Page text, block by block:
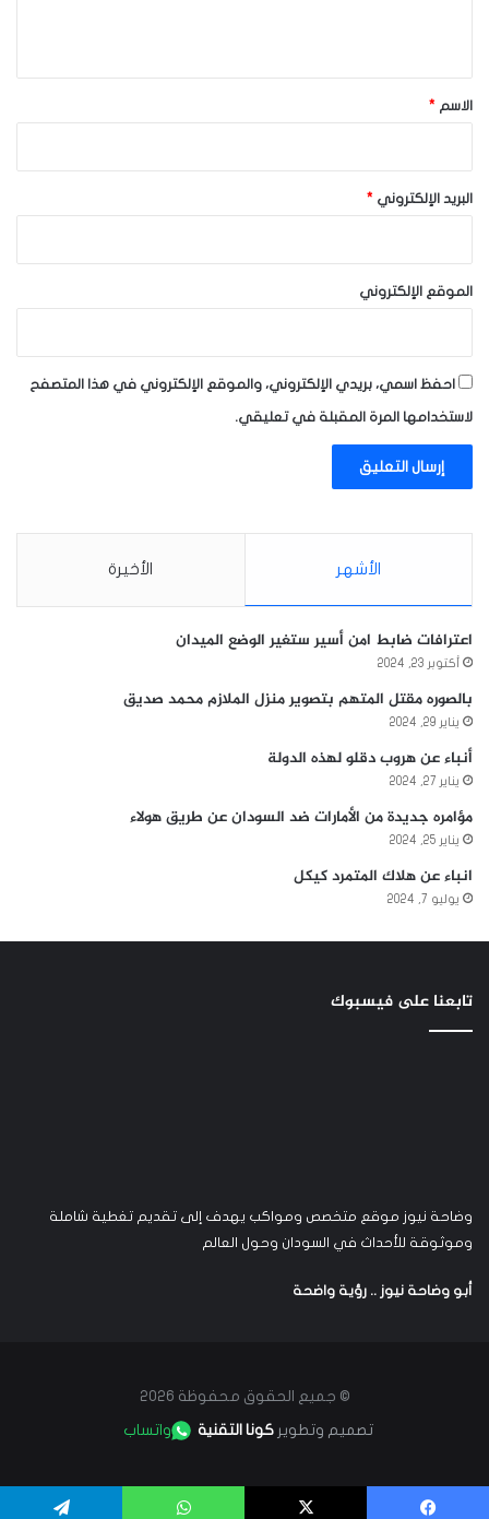
*الاسم *
البريد الإلكتروني *
الموقع الإلكتروني
احفظ اسمي، بريدي الإلكتروني، والموقع الإلكتروني في هذا المتصفح
لاستخدامها المرة المقبلة في تعليقي.
الأشهر الأخيرة
اعترافات ضابط امن أسير ستغير الوضع الميدان
أكتوبر 23, 2024
بالصوره مقتل المتهم بتصوير منزل الملازم محمد صديق
يناير 29, 2024
أنباء عن هروب دقلو لهذه الدولة
يناير 27, 2024
مؤامره جديدة من الأمارات ضد السودان عن طريق هولاء
يناير 25, 2024
انباء عن هلاك المتمرد كيكل
يوليو 7, 2024
تابعنا على فيسبوك
وضاحة نيوز موقع متخصص ومواكب يهدف إلى تقديم تغطية شاملة
وموثوقة للأحداث في السودان وحول العالم
أبو وضاحة نيوز .. رؤية واضحة
© جميع الحقوق محفوظة 2026
تصميم وتطويركونا التقنية واتساب